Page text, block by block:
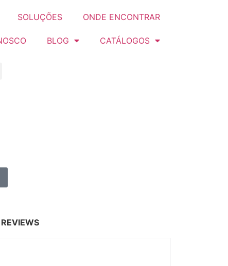
SOLUÇÕES ONDE ENCONTRAR
BLOG CATÁLOGOS
REVIEWS